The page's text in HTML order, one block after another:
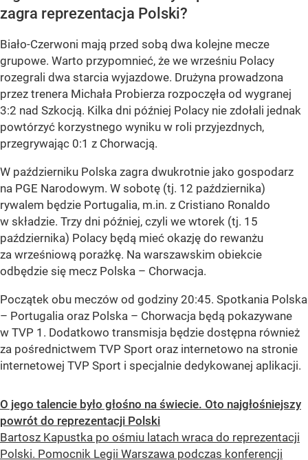
zagra reprezentacja Polski?
Biało-Czerwoni mają przed sobą dwa kolejne mecze
grupowe. Warto przypomnieć, że we wrześniu Polacy
rozegrali dwa starcia wyjazdowe. Drużyna prowadzona
przez trenera Michała Probierza rozpoczęła od wygranej
3:2 nad Szkocją. Kilka dni później Polacy nie zdołali jednak
powtórzyć korzystnego wyniku w roli przyjezdnych,
przegrywając 0:1 z Chorwacją.
W październiku Polska zagra dwukrotnie jako gospodarz
na PGE Narodowym. W sobotę (tj. 12 października)
rywalem będzie Portugalia, m.in. z Cristiano Ronaldo
w składzie. Trzy dni później, czyli we wtorek (tj. 15
października) Polacy będą mieć okazję do rewanżu
za wrześniową porażkę. Na warszawskim obiekcie
odbędzie się mecz Polska – Chorwacja.
Początek obu meczów od godziny 20:45. Spotkania Polska
– Portugalia oraz Polska – Chorwacja będą pokazywane
w TVP 1. Dodatkowo transmisja będzie dostępna również
za pośrednictwem TVP Sport oraz internetowo na stronie
internetowej TVP Sport i specjalnie dedykowanej aplikacji.
O jego talencie było głośno na świecie. Oto najgłośniejszy
powrót do reprezentacji Polski
Bartosz Kapustka po ośmiu latach wraca do reprezentacji
Polski. Pomocnik Legii Warszawa podczas konferencji